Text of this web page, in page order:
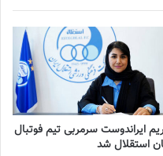
در سایت روزنامه فوتبالز
فوتبال بانوان
فوتبال زنان
ایراندوست سرمربی تیم فوتبال
استقلال شد